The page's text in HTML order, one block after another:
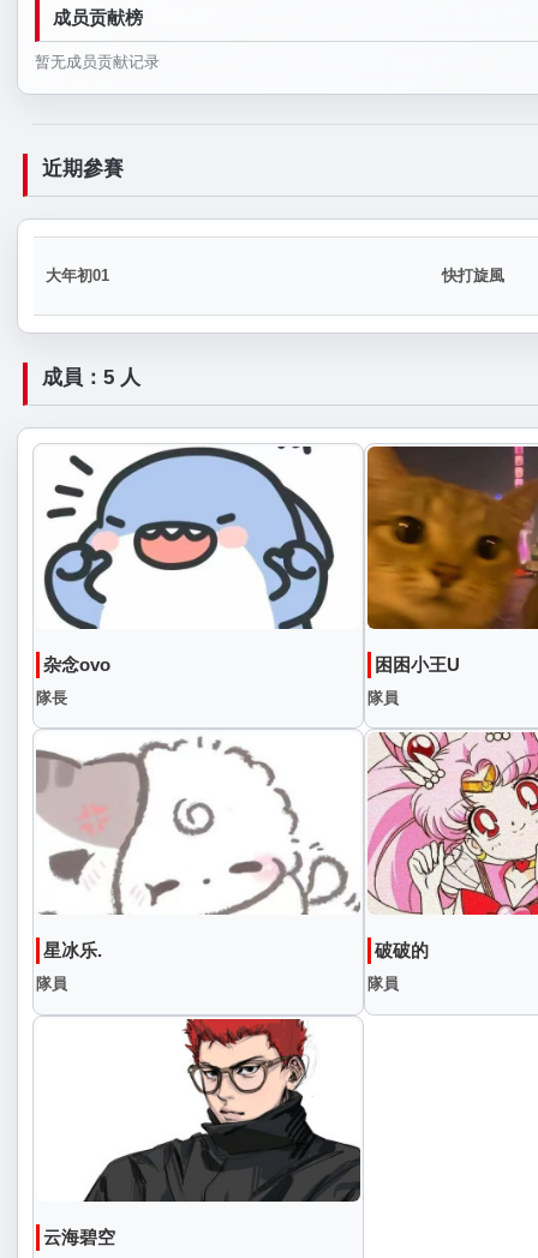
成员贡献榜
暂无成员贡献记录
近期參賽
大年初01 快打旋風
成員：5 人
杂念ovo
隊長
困困小王U
隊員
星冰乐.
隊員
破破的
隊員
云海碧空